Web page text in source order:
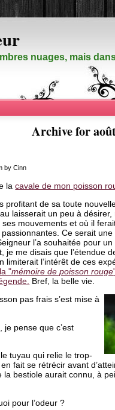
nuages, mais
Archive for
by Cinn
lacavale de mon poisson
profitant de sa toute
laisserait un peu à
ses mouvements et où il
Ce serait une
l’a souhaitée pour un
je me disais que l’étendue
limiterait l’intérêt de ces
la "mémoire de poisson rouge
Bref, la belle vie.
pas frais s’est mise à
pense que c’est
tuyau qui relie le trop-
fait se rétrécir avant
la bestiole aurait connu, à
pour l’odeur ?